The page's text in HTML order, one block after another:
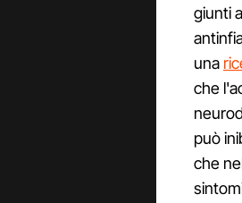
giunti
una
che
può
che